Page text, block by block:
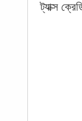
ট্যাক্স